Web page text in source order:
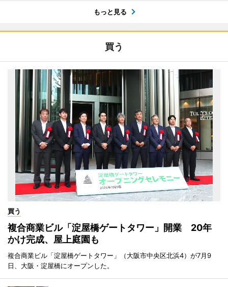
もっと見る
買う
買う
複合商業ビル「淀屋橋ゲートタワー」開業 20年
かけ完成、屋上庭園も
複合商業ビル「淀屋橋ゲートタワー」（大阪市中央区北浜4）が7月9
日、大阪・淀屋橋にオープンした。